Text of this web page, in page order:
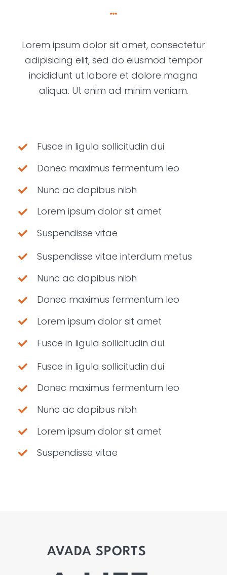
Lorem ipsum dolor sit amet, consectetur
adipisicing elit, sed do eiusmod tempor
incididunt ut labore et dolore magna
aliqua. Ut enim ad minim veniam.
Fusce in ligula sollicitudin dui
Donec maximus fermentum leo
Nunc ac dapibus nibh
Lorem ipsum dolor sit amet
Suspendisse vitae
Suspendisse vitae interdum metus
Nunc ac dapibus nibh
Donec maximus fermentum leo
Lorem ipsum dolor sit amet
Fusce in ligula sollicitudin dui
Fusce in ligula sollicitudin dui
Donec maximus fermentum leo
Nunc ac dapibus nibh
Lorem ipsum dolor sit amet
Suspendisse vitae
AVADA SPORTS